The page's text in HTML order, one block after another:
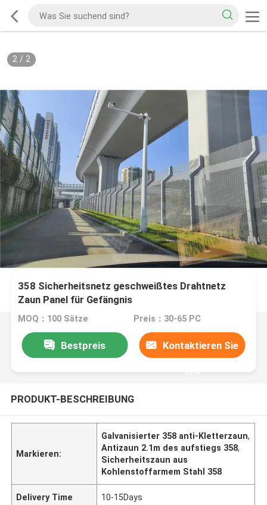
2/ 2
358 Sicherheitsnetz geschweißtes Drahtnetz
Zaun Panel für Gefängnis
MOQ：100 Sätze Preis：30-65 PC
Bestpreis Kontaktieren Sie
uns
PRODUKT-BESCHREIBUNG
Markieren:
Galvanisierter 358 anti-Kletterzaun,
Antizaun 2.1m des aufstiegs 358,
Sicherheitszaun aus
Kohlenstoffarmem Stahl 358
Delivery Time 10-15Days